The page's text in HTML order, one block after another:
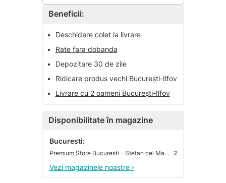
Beneficii:
•
Deschidere colet la livrare
•
Rate fara dobanda
•
Depozitare 30 de zile
•
Ridicare produs vechi București-Ilfov
•
Livrare cu 2 oameni București-Ilfov
Disponibilitate în magazine
Bucuresti:
Premium Store Bucuresti - Stefan cel Mare 2
Vezi magazinele noastre ›